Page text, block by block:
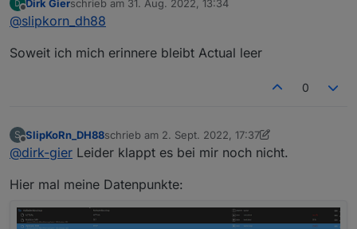
Alias-Manager Adapter habe ich nun
Welchen Datenpunkt muss ich aber für
ACTUAL nutzen?
Offline
Dirk Gierschrieb am 31. Aug. 2022, 13:34
zuletzt editiert von
@slipkorn_dh88
Soweit ich mich erinnere bleibt Actual leer
0
S
Offline
SlipKoRn_DH88schrieb am 2. Sept. 2022, 17:37
zuletzt editiert von SlipKoRn_DH88
@dirk-gier Leider klappt es bei mir noch nicht.
Hier mal meine Datenpunkte: